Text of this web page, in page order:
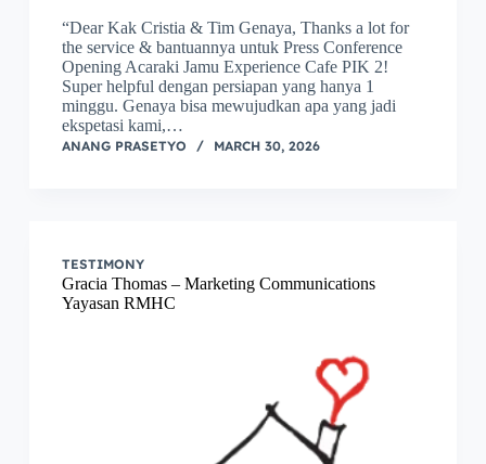
“Dear Kak Cristia & Tim Genaya, Thanks a lot for
the service & bantuannya untuk Press Conference
Opening Acaraki Jamu Experience Cafe PIK 2!
Super helpful dengan persiapan yang hanya 1
minggu. Genaya bisa mewujudkan apa yang jadi
ekspetasi kami,…
ANANG PRASETYO MARCH 30, 2026
TESTIMONY
Gracia Thomas – Marketing Communications
Yayasan RMHC